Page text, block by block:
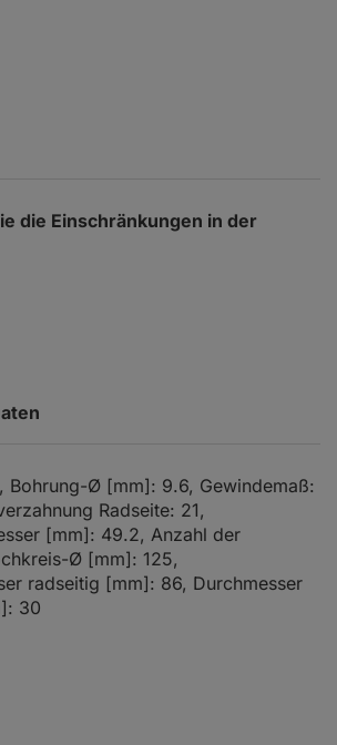
die Einschränkungen in der
Bohrung-Ø [mm]: 9.6, Gewindemaß:
Radseite: 21,
[mm]: 49.2, Anzahl der
Ø [mm]: 125,
radseitig [mm]: 86, Durchmesser
30